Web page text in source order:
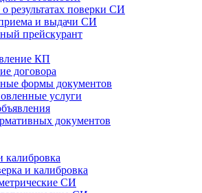
результатах поверки СИ
и выдачи СИ
прейскурант
КП
договора
формы документов
услуги
документов
калибровка
и калибровка
СИ